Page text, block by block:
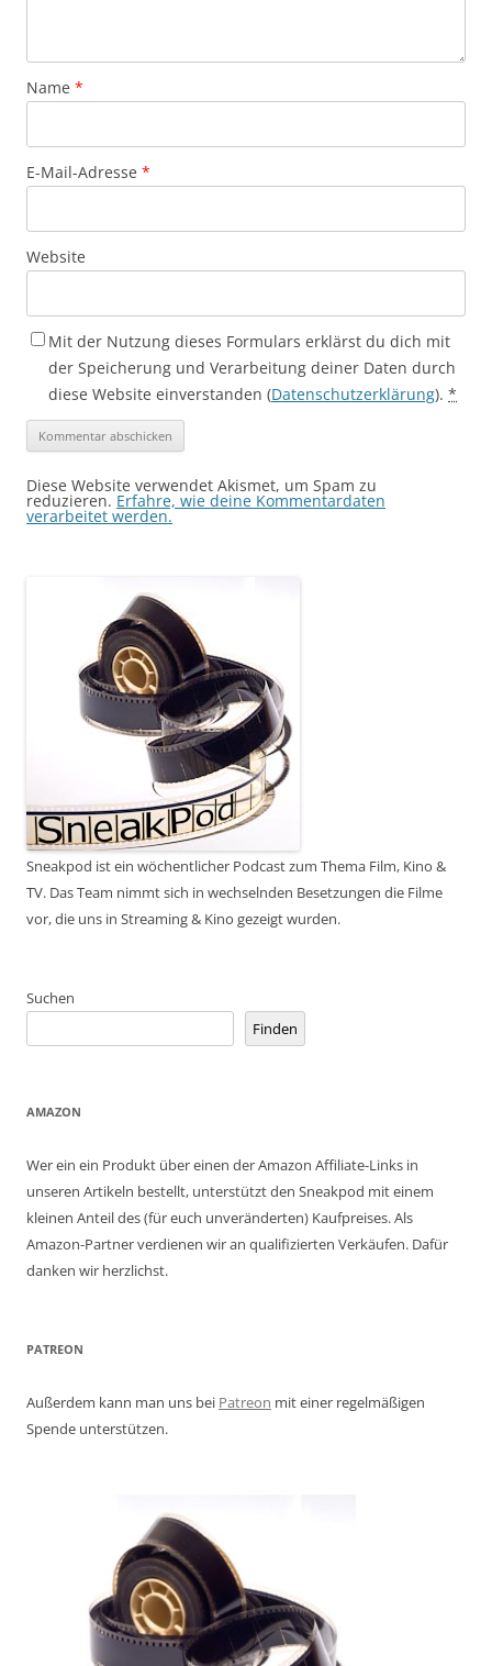
Name *
E-Mail-Adresse *
Website
Mit der Nutzung dieses Formulars erklärst du dich mit
der Speicherung und Verarbeitung deiner Daten durch
diese Website einverstanden (Datenschutzerklärung). *
Diese Website verwendet Akismet, um Spam zu
reduzieren. Erfahre, wie deine Kommentardaten
verarbeitet werden.
Sneakpod ist ein wöchentlicher Podcast zum Thema Film, Kino &
TV. Das Team nimmt sich in wechselnden Besetzungen die Filme
vor, die uns in Streaming & Kino gezeigt wurden.
Suchen
Finden
AMAZON
Wer ein ein Produkt über einen der Amazon Affiliate-Links in
unseren Artikeln bestellt, unterstützt den Sneakpod mit einem
kleinen Anteil des (für euch unveränderten) Kaufpreises. Als
Amazon-Partner verdienen wir an qualifizierten Verkäufen. Dafür
danken wir herzlichst.
PATREON
Außerdem kann man uns bei Patreon mit einer regelmäßigen
Spende unterstützen.